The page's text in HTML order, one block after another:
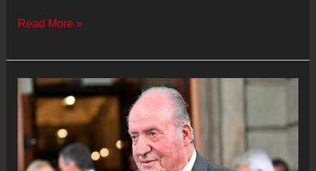
Miles
mujeres
marchan
contra
negacionismo
Read More »